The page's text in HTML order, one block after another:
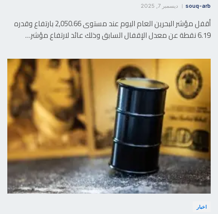
souq-arb ديسمبر 7, 2025
أقفل مؤشر البحرين العام اليوم عند مستوى 2,050.66 بارتفاع وقدره
6.19 نقطة عن معدل الإقفال السابق وذلك عائد لارتفاع مؤشر…
اخبار